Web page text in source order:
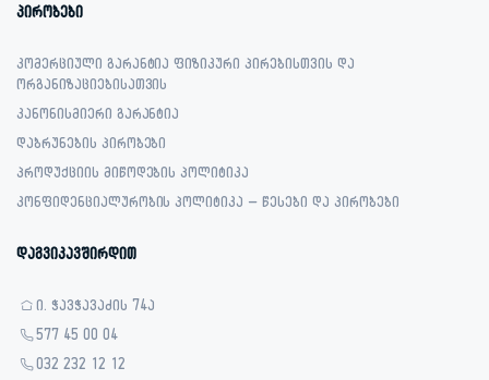
პირობები
კომერციული გარანტია ფიზიკური პირებისთვის და
ორგანიზაციებისათვის
კანონისმიერი გარანტია
დაბრუნების პირობები
პროდუქციის მიწოდების პოლიტიკა
კონფიდენციალურობის პოლიტიკა – წესები და პირობები
დაგვიკავშირდით
ი. ჭავჭავაძის 74ა
577 45 00 04
032 232 12 12